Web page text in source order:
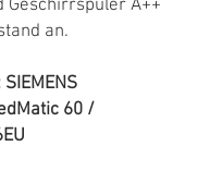
Geschirrspüler А++
an.
60 /